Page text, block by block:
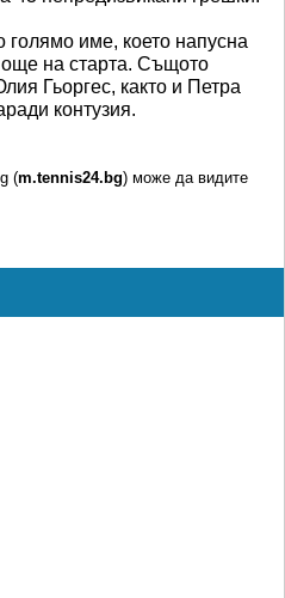
голямо име, което напусна
на старта. Същото
Гьоргес, както и Петра
контузия.
(m.tennis24.bg) може да видите